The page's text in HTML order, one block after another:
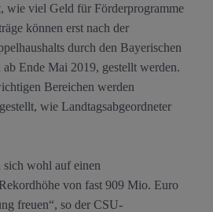
wie viel Geld für Förderprogramme
können erst nach der
durch den Bayerischen
Ende Mai 2019, gestellt werden.
Bereichen werden
wie Landtagsabgeordneter
wohl auf einen
von fast 909 Mio. Euro
freuen“, so der CSU-